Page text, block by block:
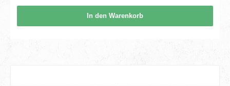
In den Warenkorb